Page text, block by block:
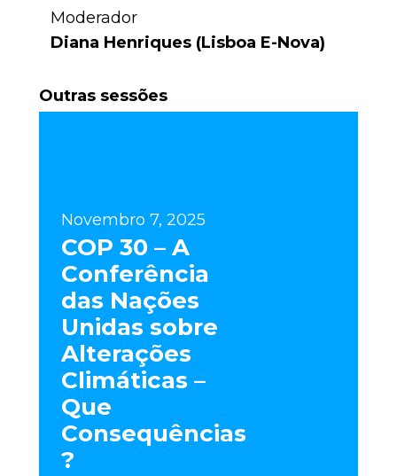
Moderador
Diana Henriques (Lisboa E-Nova)
Outras sessões
Novembro 7, 2025
COP 30 – A
Conferência
das Nações
Unidas sobre
Alterações
Climáticas –
Que
Consequências
?